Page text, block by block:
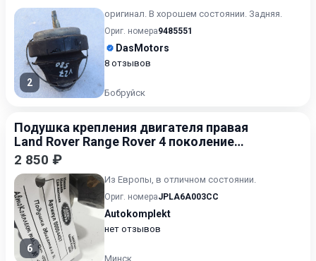
2
оригинал. В хорошем состоянии. Задняя.
Ориг. номера9485551
DasMotors
8 отзывов
Бобруйск
Подушка крепления двигателя правая
Land Rover Range Rover 4 поколение
[рестайлинг] 2017-2022
2 850 ₽
6
Из Европы, в отличном состоянии.
Ориг. номераJPLA6A003CC
Autokomplekt
нет отзывов
Минск